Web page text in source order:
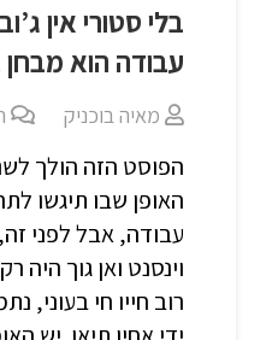
בלי סטורי אין
עבודה הוא מבחן
מאיה בוכניק
הפוסט הזה הולך
האופן שבו תיגשו
עבודה, אבל לפני
רוב חייו חי בעוני,